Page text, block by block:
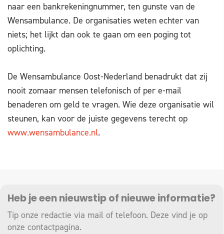
naar een bankrekeningnummer, ten gunste van de
Wensambulance. De organisaties weten echter van
niets; het lijkt dan ook te gaan om een poging tot
oplichting.
De Wensambulance Oost-Nederland benadrukt dat zij
nooit zomaar mensen telefonisch of per e-mail
benaderen om geld te vragen. Wie deze organisatie wil
steunen, kan voor de juiste gegevens terecht op
www.wensambulance.nl.
Heb je een nieuwstip of nieuwe informatie?
Tip onze redactie via mail of telefoon. Deze vind je op
onze contactpagina.